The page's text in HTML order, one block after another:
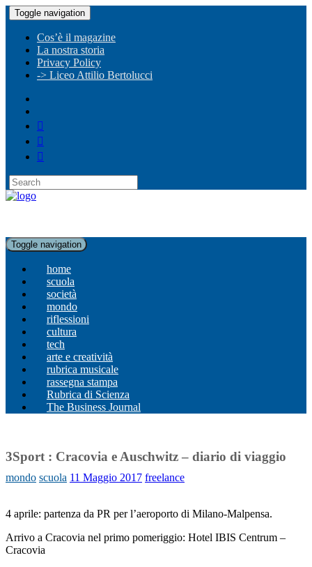
Toggle navigation
Cos’è il magazine
La nostra storia
Privacy Policy
-> Liceo Attilio Bertolucci
Toggle navigation
home
scuola
società
mondo
riflessioni
cultura
tech
arte e creatività
rubrica musicale
rassegna stampa
Rubrica di Scienza
The Business Journal
3Sport : Cracovia e Auschwitz – diario di viaggio
mondo scuola 11 Maggio 2017 freelance
4 aprile: partenza da PR per l’aeroporto di Milano-Malpensa.
Arrivo a Cracovia nel primo pomeriggio: Hotel IBIS Centrum –
Cracovia